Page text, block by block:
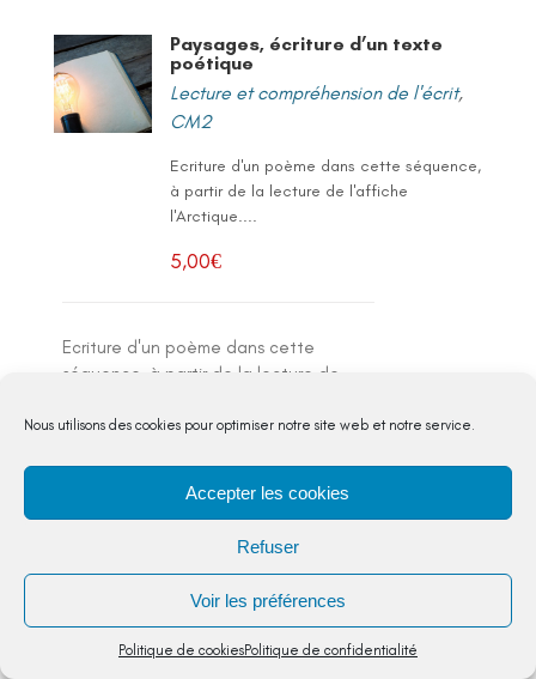
Nous utilisons des cookies pour optimiser notre site web et notre service.
Accepter les cookies
Refuser
Voir les préférences
Politique de cookiesPolitique de confidentialité
Paysages, écriture d’un texte
poétique
Lecture et compréhension de l'écrit,
CM2
Ecriture d'un poème dans cette séquence,
à partir de la lecture de l'affiche
l'Arctique....
5,00€
Ecriture d'un poème dans cette
séquence, à partir de la lecture de
Ecrire un texte poétique,
Verlaine